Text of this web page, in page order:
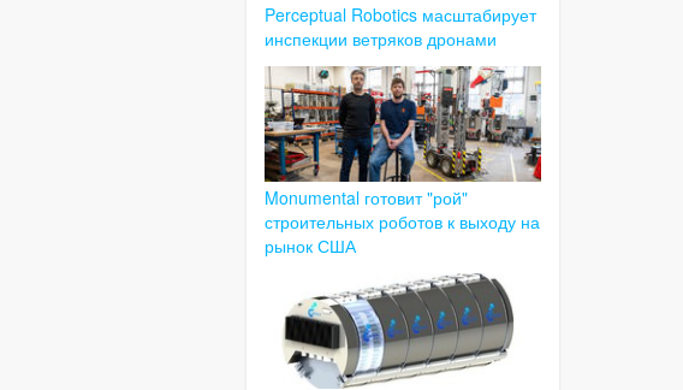
Perceptual Robotics масштабирует
инспекции ветряков дронами
Monumental готовит "рой"
строительных роботов к выходу на
рынок США